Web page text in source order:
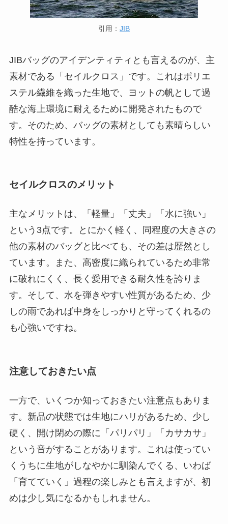
引用： JIB
JIBバッグのアイデンティティとも言えるのが、主
素材である「セイルクロス」です。これはポリエ
ステル繊維を織った生地で、ヨットの帆として過
酷な海上環境に耐えるために開発されたもので
す。そのため、バッグの素材としても素晴らしい
特性を持っています。
セイルクロスのメリット
主なメリットは、「軽量」「丈夫」「水に強い」
という3点です。とにかく軽く、同程度の大きさの
他の素材のバッグと比べても、その差は歴然とし
ています。また、高密度に織られているため非常
に破れにくく、長く愛用できる耐久性を誇りま
す。そして、水を弾きやすい性質があるため、少
しの雨であれば中身をしっかりと守ってくれるの
も心強いですね。
注意しておきたい点
一方で、いくつか知っておきたい注意点もありま
す。新品の状態では生地にハリがあるため、少し
硬く、開け閉めの際に「パリパリ」「カサカサ」
という音がすることがあります。これは使ってい
くうちに生地がしなやかに馴染んでくる、いわば
「育てていく」過程の楽しみとも言えますが、初
めは少し気になるかもしれません。